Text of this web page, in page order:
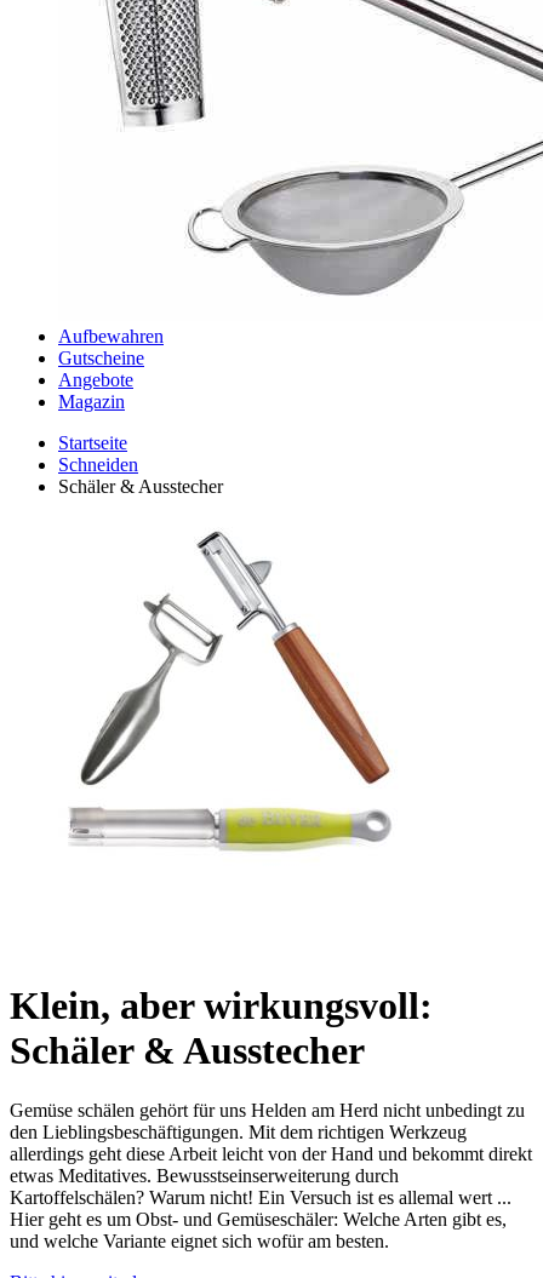
Aufbewahren
Gutscheine
Angebote
Magazin
Startseite
Schneiden
Schäler & Ausstecher
Klein, aber wirkungsvoll:
Schäler & Ausstecher
Gemüse schälen gehört für uns Helden am Herd nicht unbedingt zu
den Lieblingsbeschäftigungen. Mit dem richtigen Werkzeug
allerdings geht diese Arbeit leicht von der Hand und bekommt direkt
etwas Meditatives. Bewusstseinserweiterung durch
Kartoffelschälen? Warum nicht! Ein Versuch ist es allemal wert ...
Hier geht es um Obst- und Gemüseschäler: Welche Arten gibt es,
und welche Variante eignet sich wofür am besten.